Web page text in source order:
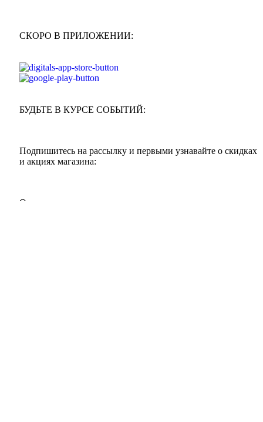
СКОРО В ПРИЛОЖЕНИИ:
БУДЬТЕ В КУРСЕ СОБЫТИЙ:
Подпишитесь на рассылку и первыми узнавайте о скидках
и акциях магазина:
Оплата: